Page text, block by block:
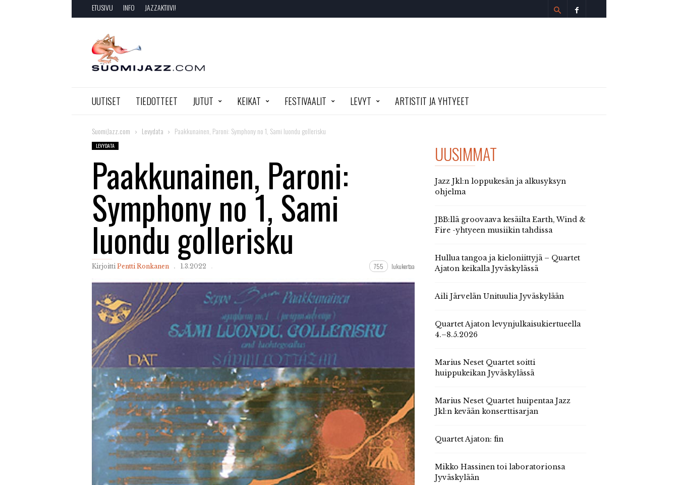
ETUSIVU INFO JAZZAKTIIVI!
SuomiJazz.com
UUTISET TIEDOTTEET JUTUT KEIKAT FESTIVAALIT LEVYT ARTISTIT JA YHTYEET
SuomiJazz.com Levydata Paakkunainen, Paroni: Symphony no 1, Sami luondu gollerisku
LEVYDATA
Paakkunainen, Paroni:
Symphony no 1, Sami
luondu gollerisku
Kirjoitti Pentti Ronkanen 1.3.2022 755 lukukertaa
UUSIMMAT
Jazz Jkl:n loppukesän ja alkusyksyn
ohjelma
JBB:llä groovaava kesäilta Earth, Wind &
Fire -yhtyeen musiikin tahdissa
Hullua tangoa ja kieloniittyjä – Quartet
Ajaton keikalla Jyväskylässä
Aili Järvelän Unituulia Jyväskylään
Quartet Ajaton levynjulkaisukiertueella
4.–8.5.2026
Marius Neset Quartet soitti
huippukeikan Jyväskylässä
Marius Neset Quartet huipentaa Jazz
Jkl:n kevään konserttisarjan
Quartet Ajaton: fin
Mikko Hassinen toi laboratorionsa
Jyväskylään